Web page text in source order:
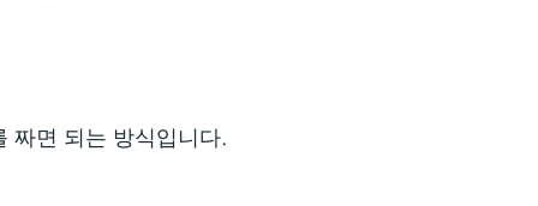
짜면 되는 방식입니다.